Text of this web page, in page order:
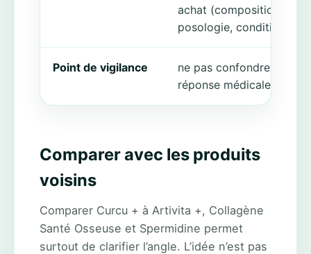
achat (composition,
posologie, conditions)
Point de vigilance
ne pas confondre
réponse médicale
Comparer avec les produits
voisins
Comparer Curcu + à Artivita +, Collagène
Santé Osseuse et Spermidine permet
surtout de clarifier l’angle. L’idée n’est pas